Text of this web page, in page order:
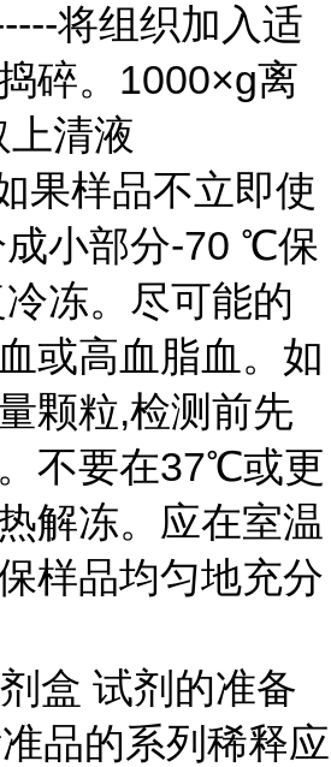
将组织加入适
碎。1000×g离
清液
果样品不立即使
成小部分-70 ℃保
冻。尽可能的
或高血脂血。如
颗粒,检测前先
不要在37℃或更
解冻。应在室温
样品均匀地充分
盒 试剂的准备
品的系列稀释应